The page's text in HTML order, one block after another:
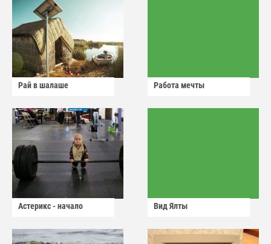
Рай в шалаше Работа мечты
Астерикс - начало Вид Ялты